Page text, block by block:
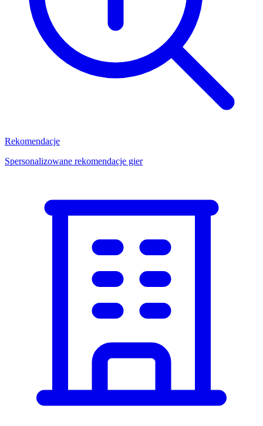
Rekomendacje
Spersonalizowane rekomendacje gier